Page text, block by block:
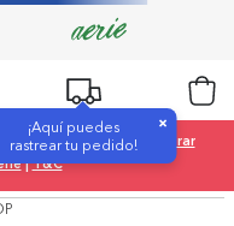
¡Aquí puedes
rastrear tu pedido!
×
|Comprar Mujer|
Comprar
|T&C